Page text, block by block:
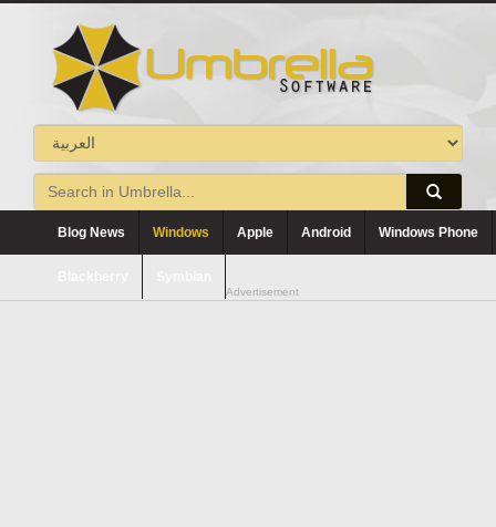
Blog News Windows Apple Android Windows Phone
Advertisement